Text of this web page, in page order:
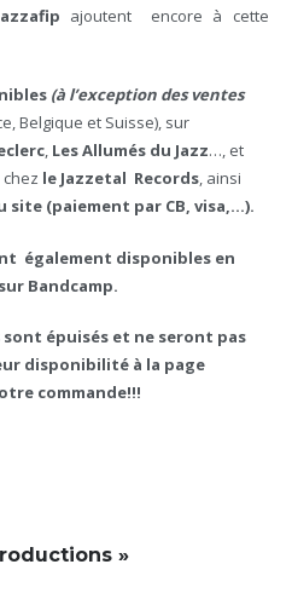
ajoutent encore à cette
(à l’exception des ventes
Belgique et Suisse), sur
, LesAllumés du Jazz…, et
chez le Jazzetal Records, ainsi
site (paiement par CB, visa,…).
également disponibles en
Bandcamp.
épuisés et ne seront pas
disponibilité à la page
commande!!!
»